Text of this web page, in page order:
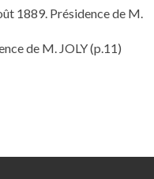
1889. Présidence de M.
de M. JOLY(p.11)